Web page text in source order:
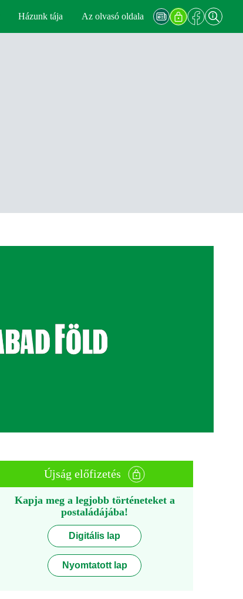
Házunk tája Az olvasó oldala
Újság előfizetés
Kapja meg a legjobb történeteket a
postaládájába!
Digitális lap
Nyomtatott lap